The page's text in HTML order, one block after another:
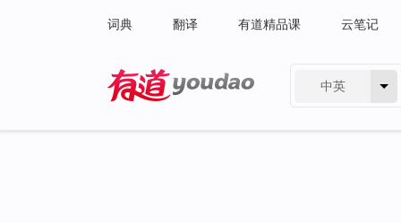
词典 翻译 有道精品课 云笔记
中英